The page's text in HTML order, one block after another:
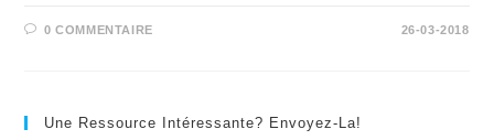
0 COMMENTAIRE 26-03-2018
Une Ressource Intéressante? Envoyez-La!